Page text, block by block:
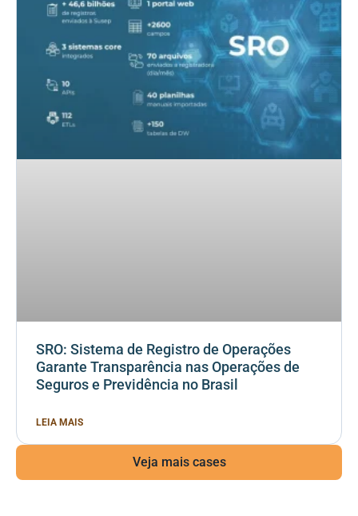
SRO: Sistema de Registro de Operações
Garante Transparência nas Operações de
Seguros e Previdência no Brasil
LEIA MAIS
Veja mais cases